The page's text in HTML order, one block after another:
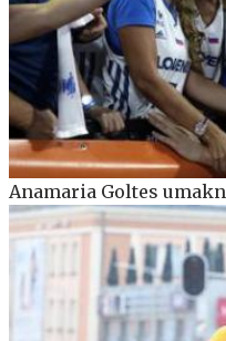
Anamaria Goltes